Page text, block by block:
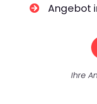
Angebot
Ihre